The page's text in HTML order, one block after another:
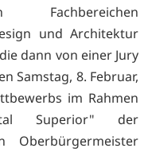
und Architektur
dann von einer Jury
Samstag, 8. Februar,
im Rahmen
Superior" der
Oberbürgermeister